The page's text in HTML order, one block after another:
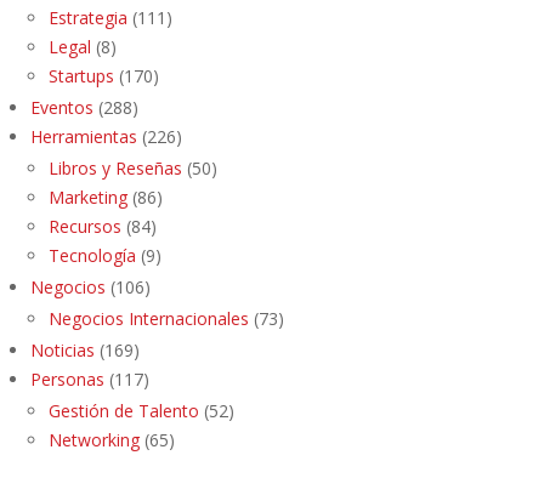
Estrategia (111)
Legal (8)
Startups (170)
Eventos (288)
Herramientas (226)
Libros y Reseñas (50)
Marketing (86)
Recursos (84)
Tecnología (9)
Negocios (106)
Negocios Internacionales (73)
Noticias (169)
Personas (117)
Gestión de Talento (52)
Networking (65)